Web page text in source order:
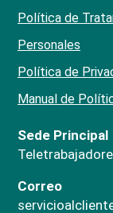
Política de
Personales
Política de
Manual de
Sede Principal
Correo